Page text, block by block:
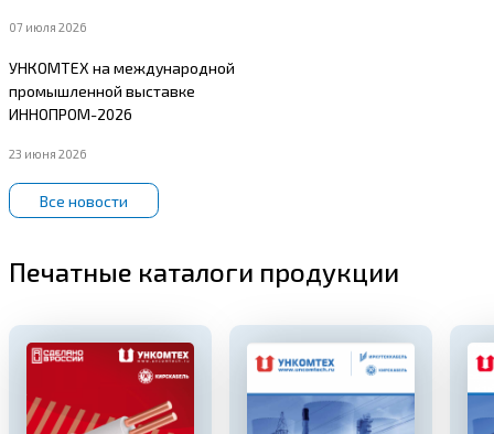
сетей»
07 июля 2026
УНКОМТЕХ на международной
промышленной выставке
ИННОПРОМ-2026
23 июня 2026
Все новости
Печатные каталоги продукции